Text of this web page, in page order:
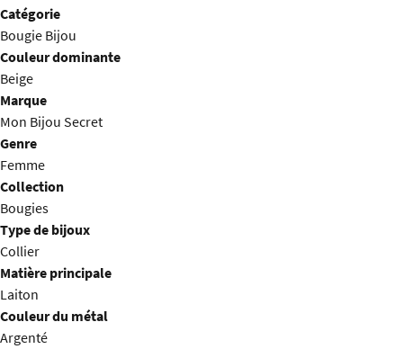
Catégorie
Bougie Bijou
Couleur dominante
Beige
Marque
Mon Bijou Secret
Genre
Femme
Collection
Bougies
Type de bijoux
Collier
Matière principale
Laiton
Couleur du métal
Argenté